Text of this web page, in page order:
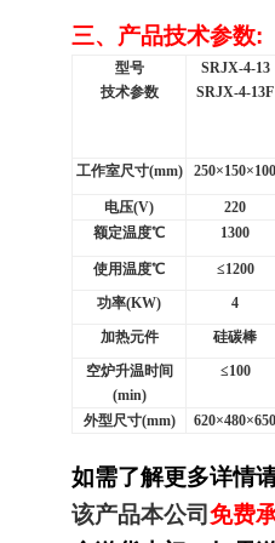
三、产品技术参数:
型号
技术参数
SRJX-4-13
SRJX-4-13F
工作室尺寸(mm) 250×150×100
电压(V)
220
额定温度℃
1300
使用温度℃
≤1200
功率(KW)
4
加热元件
硅碳棒
空炉升温时间
(min)
≤100
外型尺寸(mm) 620×480×650
如需了解更多详情
该产品本公司免费